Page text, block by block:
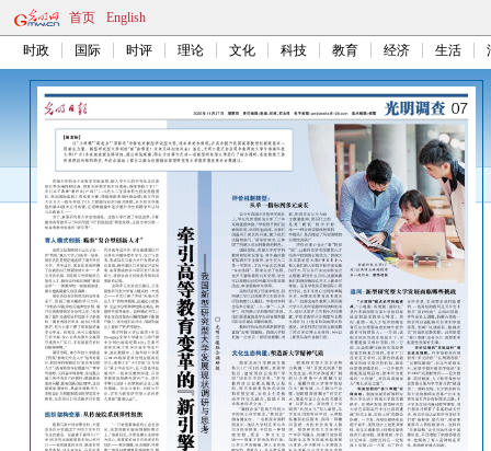
首页 English
时政 国际 时评 理论 文化 科技 教育 经济 生活